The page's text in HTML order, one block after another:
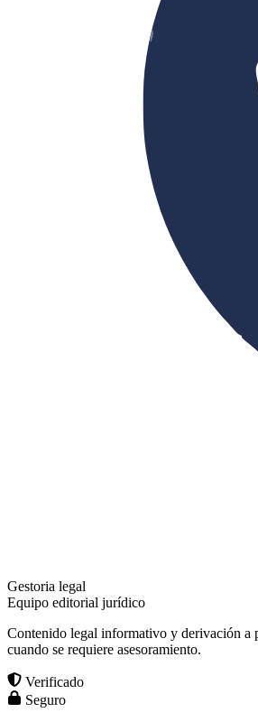
Gestoria legal
Equipo editorial jurídico
Contenido legal informativo y derivación a
cuando se requiere asesoramiento.
Verificado
Seguro